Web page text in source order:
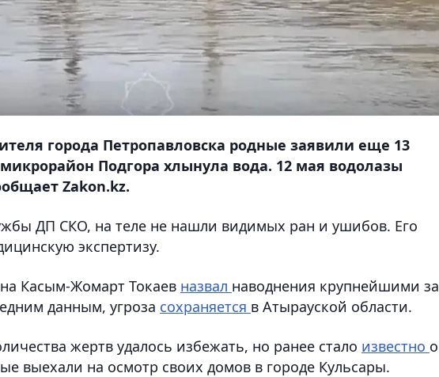
города Петропавловска родные заявили еще 13
Подгора хлынула вода. 12 мая водолазы
Zakon.kz.
ДП СКО, на теле не нашли видимых ран и ушибов. Его
экспертизу.
Касым-Жомарт Токаев назвал наводнения крупнейшими за
данным, угроза сохраняется в Атырауской области.
жертв удалось избежать, но ранее стало известно о
выехали на осмотр своих домов в городе Кульсары.